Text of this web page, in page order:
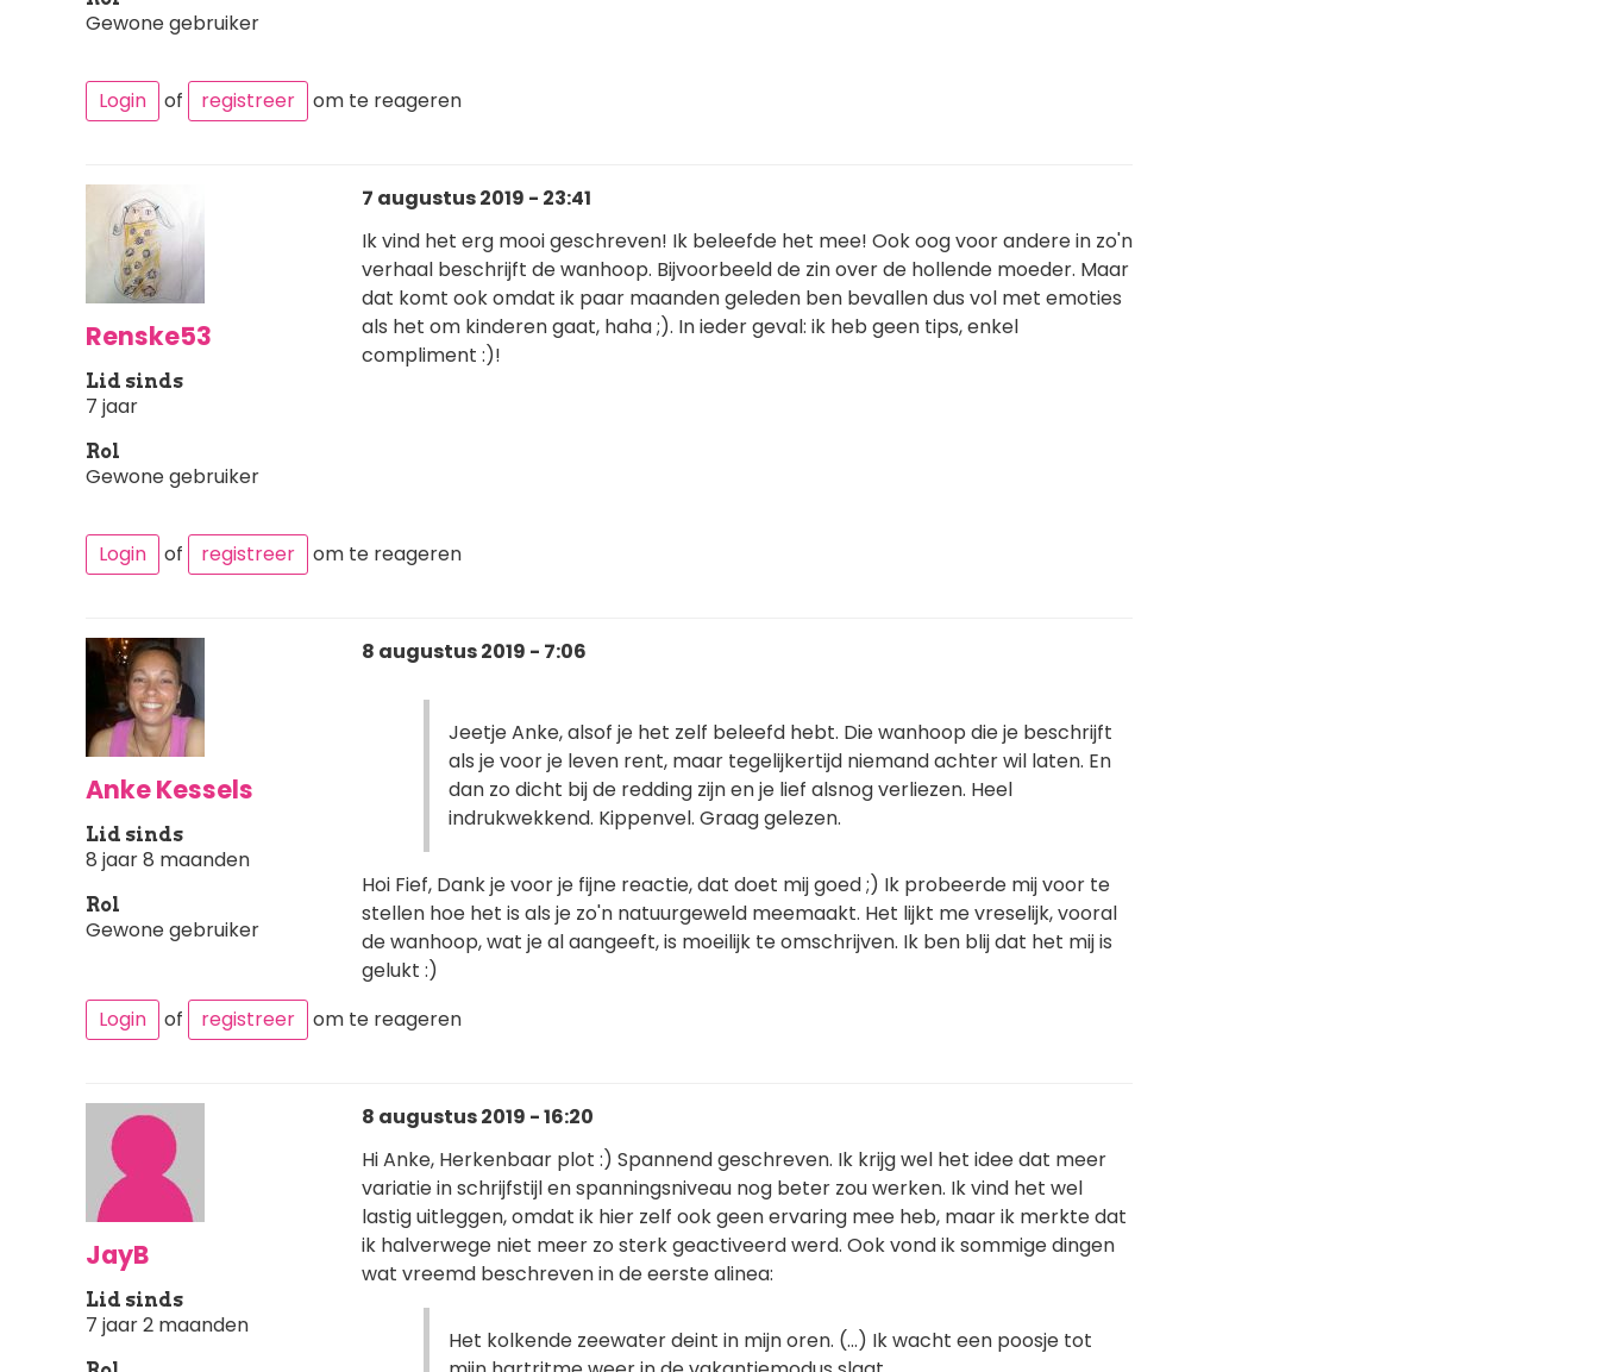
Gewone gebruiker
Login of registreer om te reageren
Renske53
Lid sinds
7 jaar
Rol
Gewone gebruiker
7 augustus 2019 - 23:41
Ik vind het erg mooi geschreven! Ik beleefde het mee! Ook oog voor andere in zo'n
verhaal beschrijft de wanhoop. Bijvoorbeeld de zin over de hollende moeder. Maar
dat komt ook omdat ik paar maanden geleden ben bevallen dus vol met emoties
als het om kinderen gaat, haha ;). In ieder geval: ik heb geen tips, enkel
compliment :)!
Login of registreer om te reageren
Anke Kessels
Lid sinds
8 jaar 8 maanden
Rol
Gewone gebruiker
8 augustus 2019 - 7:06
Jeetje Anke, alsof je het zelf beleefd hebt. Die wanhoop die je beschrijft
als je voor je leven rent, maar tegelijkertijd niemand achter wil laten. En
dan zo dicht bij de redding zijn en je lief alsnog verliezen. Heel
indrukwekkend. Kippenvel. Graag gelezen.
Hoi Fief, Dank je voor je fijne reactie, dat doet mij goed ;) Ik probeerde mij voor te
stellen hoe het is als je zo'n natuurgeweld meemaakt. Het lijkt me vreselijk, vooral
de wanhoop, wat je al aangeeft, is moeilijk te omschrijven. Ik ben blij dat het mij is
gelukt :)
Login
of registreer om te reageren
JayB
Lid sinds
7 jaar 2 maanden
8 augustus 2019 - 16:20
Hi Anke, Herkenbaar plot :) Spannend geschreven. Ik krijg wel het idee dat meer
variatie in schrijfstijl en spanningsniveau nog beter zou werken. Ik vind het wel
lastig uitleggen, omdat ik hier zelf ook geen ervaring mee heb, maar ik merkte dat
ik halverwege niet meer zo sterk geactiveerd werd. Ook vond ik sommige dingen
wat vreemd beschreven in de eerste alinea:
Het kolkende zeewater deint in mijn oren. (...) Ik wacht een poosje tot